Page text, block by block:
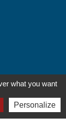
-
what you want
Personalize